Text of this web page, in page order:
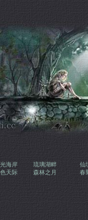
海岸 琉璃湖畔
仙
天际
森林之月 春